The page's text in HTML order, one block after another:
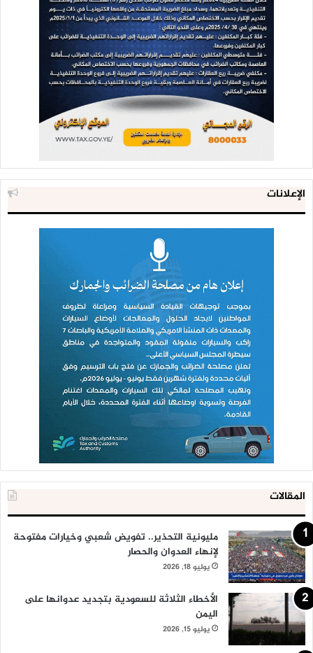
الإعلانات
المقالات
مليونية التحذير.. تفويض شعبي وخيارات مفتوحة
لإنهاء العدوان والحصار
يوليو 18, 2026
الأخطاء الثلاثة للسعودية بتجديد عدوانها على
اليمن
يوليو 15, 2026